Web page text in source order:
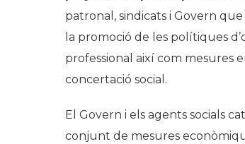
patronal, sindicats i Govern
la promoció de les polítiques
professional així com mesures
concertació social.
El Govern i els agents socials
conjunt de mesures